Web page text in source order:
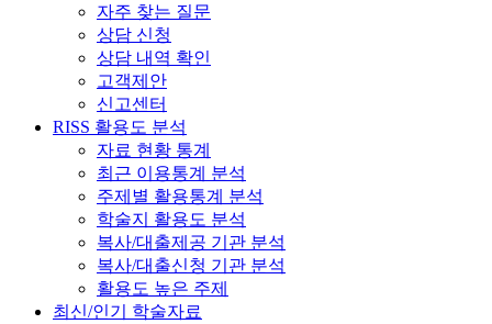
자주 찾는 질문
상담 신청
상담 내역 확인
고객제안
신고센터
RISS 활용도 분석
자료 현황 통계
최근 이용통계 분석
주제별 활용통계 분석
학술지 활용도 분석
복사/대출제공 기관 분석
복사/대출신청 기관 분석
활용도 높은 주제
최신/인기 학술자료